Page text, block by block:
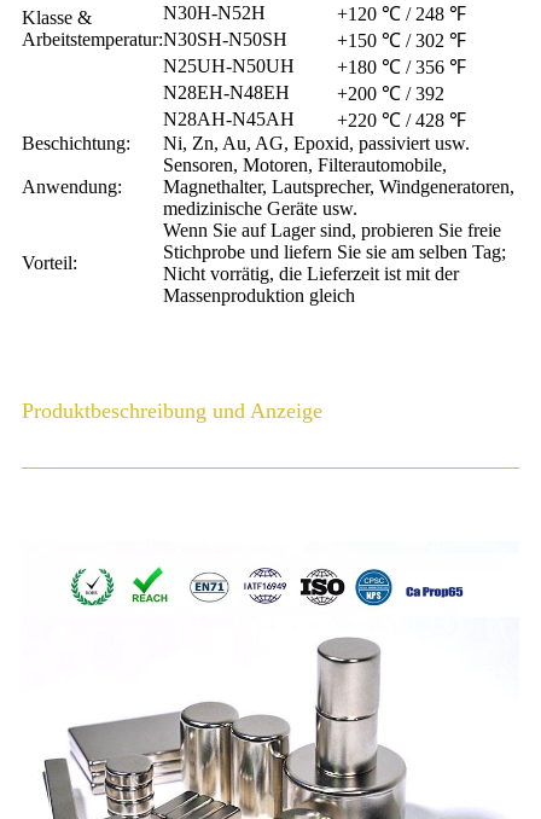
Klasse &
Arbeitstemperatur:
N30H-N52H
+120 ℃ / 248 ℉
N30SH-N50SH
+150 ℃ / 302 ℉
N25UH-N50UH
+180 ℃ / 356 ℉
N28EH-N48EH
+200 ℃ / 392
N28AH-N45AH
+220 ℃ / 428 ℉
Beschichtung:
Ni, Zn, Au, AG, Epoxid, passiviert usw.
Anwendung:
Sensoren, Motoren, Filterautomobile,
Magnethalter, Lautsprecher, Windgeneratoren,
medizinische Geräte usw.
Vorteil:
Wenn Sie auf Lager sind, probieren Sie freie
Stichprobe und liefern Sie sie am selben Tag;
Nicht vorrätig, die Lieferzeit ist mit der
Massenproduktion gleich
Produktbeschreibung und Anzeige